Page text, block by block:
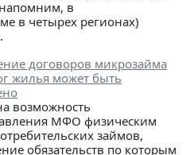
в
в четырех регионах)
договоров микрозайма
жилья может быть
возможность
МФО физическим
займов,
обязательств по которым